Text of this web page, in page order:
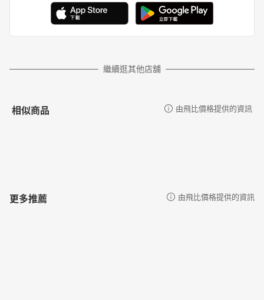
繼續逛其他店舖
相似商品 由飛比價格提供的資訊
更多推薦 由飛比價格提供的資訊